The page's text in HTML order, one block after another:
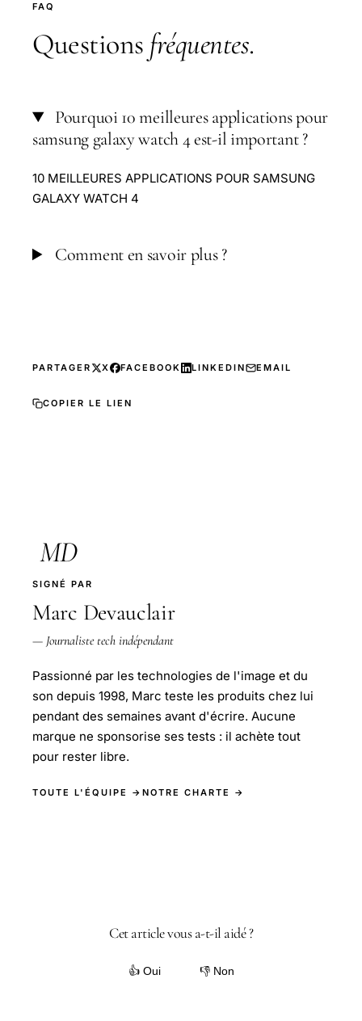
FAQ
Questions fréquentes.
Pourquoi 10 meilleures applications pour
samsung galaxy watch 4 est-il important ?
10 MEILLEURES APPLICATIONS POUR SAMSUNG
GALAXY WATCH 4
Comment en savoir plus ?
PARTAGER X FACEBOOK LINKEDIN EMAIL
COPIER LE LIEN
MD
SIGNÉ PAR
Marc Devauclair
— Journaliste tech indépendant
Passionné par les technologies de l'image et du
son depuis 1998, Marc teste les produits chez lui
pendant des semaines avant d'écrire. Aucune
marque ne sponsorise ses tests : il achète tout
pour rester libre.
TOUTE L'ÉQUIPE → NOTRE CHARTE →
Cet article vous a-t-il aidé ?
👍 Oui 👎 Non